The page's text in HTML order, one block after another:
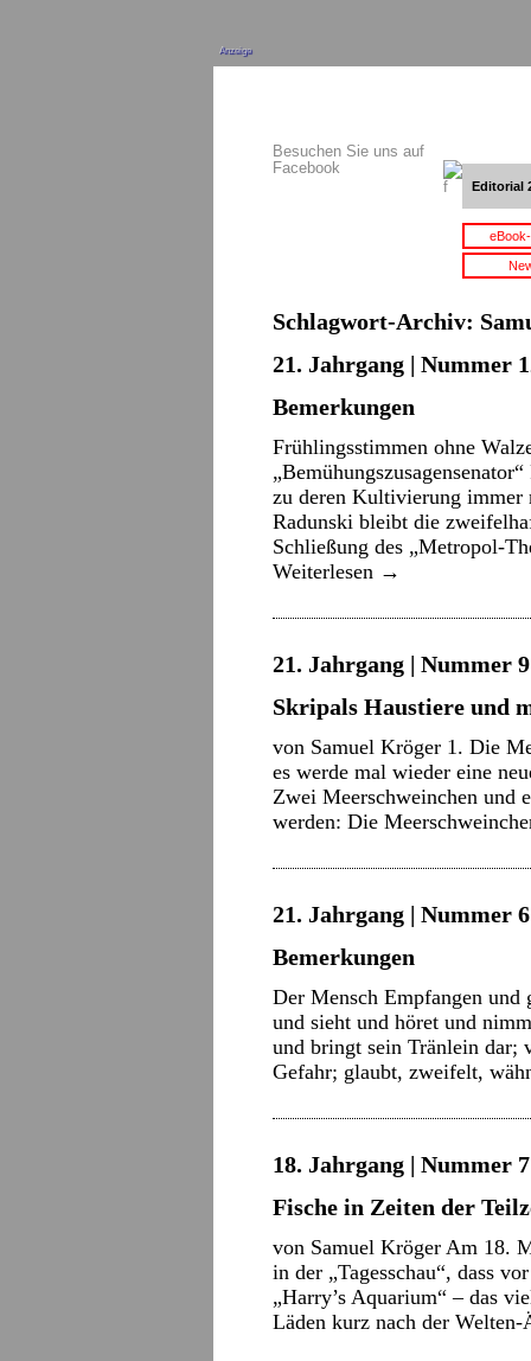
Anzeige
Besuchen Sie uns auf
Facebook
Editorial
Schlagwort-Archiv:
21. Jahrgang | Nummer
Bemerkungen
Frühlingsstimmen ohne
zu deren Kultivierung immer
Radunski bleibt die
Schließung des „Metropol-
Weiterlesen →
21. Jahrgang | Nummer
Skripals Haustiere und
von Samuel Kröger 1. Die
es werde mal wieder eine
Zwei Meerschweinchen und
werden: Die
21. Jahrgang | Nummer
Bemerkungen
Der Mensch Empfangen und
und sieht und höret und
und bringt sein Tränlein dar;
Gefahr; glaubt, zweifelt,
18. Jahrgang | Nummer
Fische in Zeiten der
von Samuel Kröger Am 18.
in der „Tagesschau“, dass
„Harry’s Aquarium“ – das
Läden kurz nach der